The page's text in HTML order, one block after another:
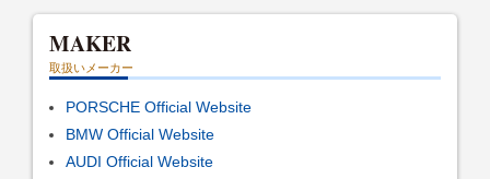
MAKER
取扱いメーカー
PORSCHE Official Website
BMW Official Website
AUDI Official Website